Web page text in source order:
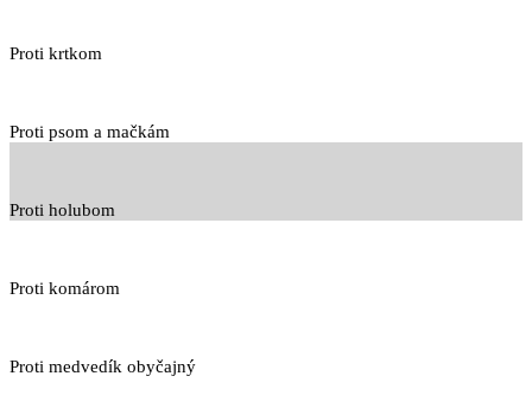
Proti krtkom
Proti psom a mačkám
Proti holubom
Proti komárom
Proti medvedík obyčajný